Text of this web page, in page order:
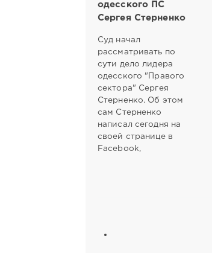
одесского ПС
Сергея Стерненко
Суд начал
рассматривать по
сути дело лидера
одесского "Правого
сектора" Сергея
Стерненко. Об этом
сам Стерненко
написал сегодня на
своей странице в
Facebook,